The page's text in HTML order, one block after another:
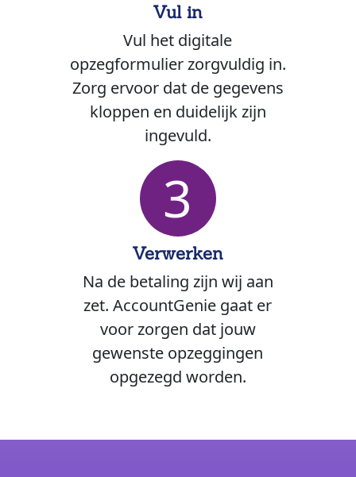
Vul in
Vul het digitale
opzegformulier zorgvuldig in.
Zorg ervoor dat de gegevens
kloppen en duidelijk zijn
ingevuld.
3
Verwerken
Na de betaling zijn wij aan
zet. AccountGenie gaat er
voor zorgen dat jouw
gewenste opzeggingen
opgezegd worden.